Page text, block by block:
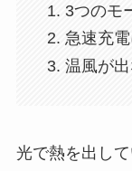
3つのモ
急速充
温風が
光で熱を出し